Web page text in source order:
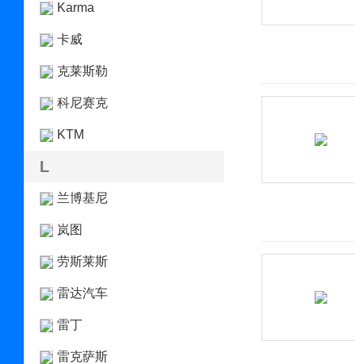
Karma
卡威
克莱斯勒
科尼赛克
KTM
L
兰博基尼
岚图
劳斯莱斯
雷达汽车
雷丁
雷克萨斯